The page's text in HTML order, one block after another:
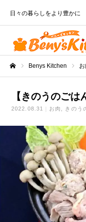
日々の暮らしをより豊かに
Benys Kitchen
【きのうのご
2022.08.31 お肉 きのう